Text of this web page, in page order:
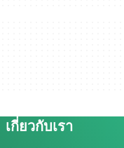
เกี่ยวกับเรา